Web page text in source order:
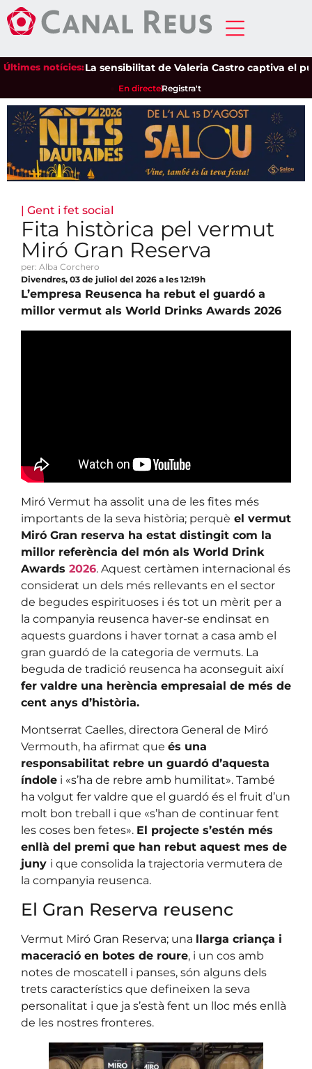
Últimes notícies:La sensibilitat de Valeria Castro captiva el
En directeRegistra't
| Gent i fet social
Fita històrica pel vermut
Miró Gran Reserva
per: Alba Corchero
Divendres, 03 de juliol del 2026 a les 12:19h
L’empresa Reusenca ha rebut el guardó a
millor vermut als World Drinks Awards 2026
Miró Vermut ha assolit una de les fites més
importants de la seva història; perquè el vermut
Miró Gran reserva ha estat distingit com la
millor referència del món als World Drink
Awards 2026. Aquest certàmen internacional és
considerat un dels més rellevants en el sector
de begudes espirituoses i és tot un mèrit per a
la companyia reusenca haver-se endinsat en
aquests guardons i haver tornat a casa amb el
gran guardó de la categoria de vermuts. La
beguda de tradició reusenca ha aconseguit així
fer valdre una herència empresaial de més de
cent anys d’història.
Montserrat Caelles, directora General de Miró
Vermouth, ha afirmat que és una
responsabilitat rebre un guardó d’aquesta
índole i «s’ha de rebre amb humilitat». També
ha volgut fer valdre que el guardó és el fruit d’un
molt bon treball i que «s’han de continuar fent
les coses ben fetes». El projecte s’estén més
enllà del premi que han rebut aquest mes de
juny i que consolida la trajectoria vermutera de
la companyia reusenca.
El Gran Reserva reusenc
Vermut Miró Gran Reserva; una llarga criança i
maceració en botes de roure, i un cos amb
notes de moscatell i panses, són alguns dels
trets característics que defineixen la seva
personalitat i que ja s’està fent un lloc més enllà
de les nostres fronteres.